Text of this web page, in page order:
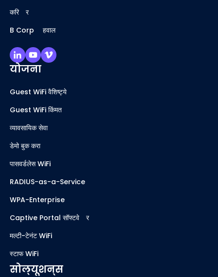
करिअर
B Corp अहवाल
योजना
Guest WiFi वैशिष्ट्ये
Guest WiFi किंमत
व्यावसायिक सेवा
डेमो बुक करा
पासवर्डलेस WiFi
RADIUS-as-a-Service
WPA-Enterprise
Captive Portal सॉफ्टवेअर
मल्टी-टेनंट WiFi
स्टाफ WiFi
सोल्यूशन्स